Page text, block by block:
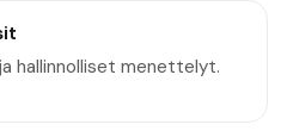
hallinnolliset menettelyt.